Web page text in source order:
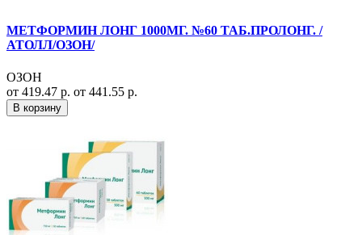
МЕТФОРМИН ЛОНГ 1000МГ. №60 ТАБ.ПРОЛОНГ. /
АТОЛЛ/ОЗОН/
ОЗОН
от 419.47 р. от 441.55 р.
В корзину